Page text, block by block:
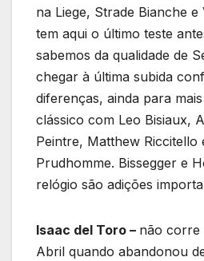
na Liege, Strade Bianche
tem aqui o último teste
sabemos da qualidade de
chegar à última subida
diferenças, ainda para
clássico com Leo Bisiaux,
Peintre, Matthew Riccitello
Prudhomme. Bissegger e
relógio são adições
Isaac del Toro – não corre
Abril quando abandonou